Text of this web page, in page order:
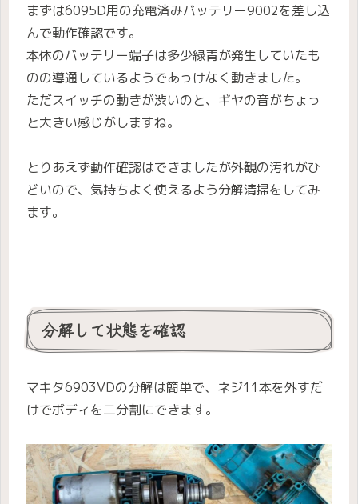
まずは6095D用の充電済みバッテリー9002を差し込
んで動作確認です。
本体のバッテリー端子は多少緑青が発生していたも
のの導通しているようであっけなく動きました。
ただスイッチの動きが渋いのと、ギヤの音がちょっ
と大きい感じがしますね。
とりあえず動作確認はできましたが外観の汚れがひ
どいので、気持ちよく使えるよう分解清掃をしてみ
ます。
分解して状態を確認
マキタ6903VDの分解は簡単で、ネジ11本を外すだ
けでボディを二分割にできます。